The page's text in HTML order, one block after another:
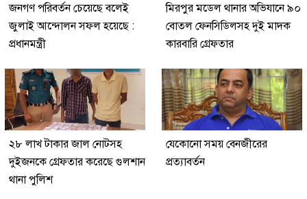
জনগণ পরিবর্তন চেয়েছে বলেই
জুলাই আন্দোলন সফল হয়েছে :
প্রধানমন্ত্রী
মিরপুর মডেল থানার অভিযানে ৯০
বোতল ফেনসিডিলসহ দুই মাদক
কারবারি গ্রেফতার
২৮ লাখ টাকার জাল নোটসহ
দুইজনকে গ্রেফতার করেছে গুলশান
থানা পুলিশ
যেকোনো সময় বেনজীরের
প্রত্যাবর্তন